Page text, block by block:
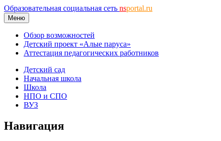
Образовательная социальная сеть nsportal.ru
Меню
Обзор возможностей
Детский проект «Алые паруса»
Аттестация педагогических работников
Детский сад
Начальная школа
Школа
НПО и СПО
ВУЗ
Навигация